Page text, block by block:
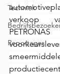
Techniek
Reportages
verkoop